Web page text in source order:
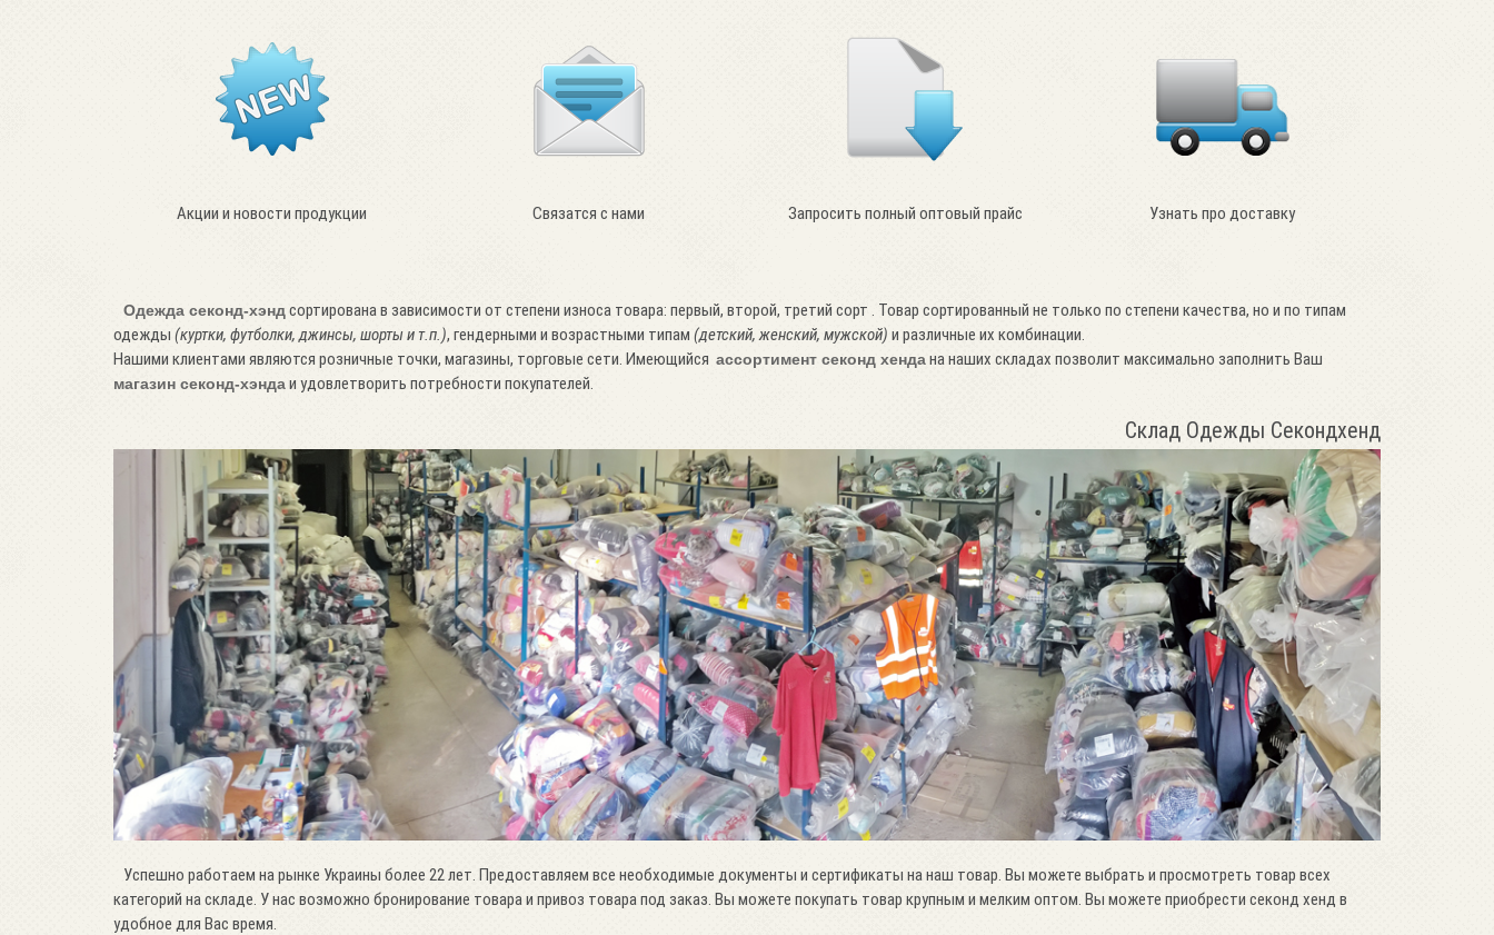
Акции и новости продукции Связатся с нами Запросить полный оптовый прайс Узнать про доставку
Одежда секонд-хэндсортирована в зависимости от степени износа товара: первый, второй, третий сорт . Товар сортированный не только по степени качества, но и по типам
одежды (куртки, футболки, джинсы, шорты и т.п.), гендерными и возрастными типам (детский, женский, мужской) и различные их комбинации.
Нашими клиентами являются розничные точки, магазины, торговые сети. Имеющийся ассортимент секонд хендана наших складах позволит максимально заполнить Ваш
магазин секонд-хэндаи удовлетворить потребности покупателей.
Склад Одежды Секондхенд
Успешно работаем на рынке Украины более 22 лет. Предоставляем все необходимые документы и сертификаты на наш товар. Вы можете выбрать и просмотреть товар всех
категорий на складе. У нас возможно бронирование товара и привоз товара под заказ. Вы можете покупать товар крупным и мелким оптом. Вы можете приобрести секонд хенд в
удобное для Вас время.